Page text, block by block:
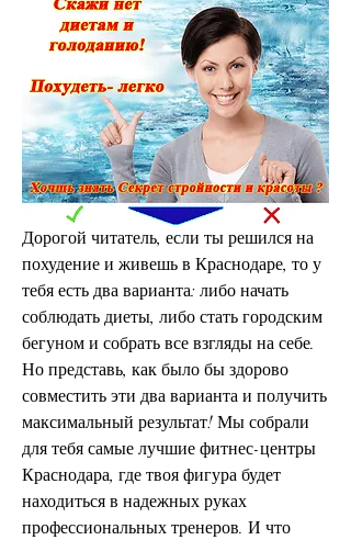
Дорогой читатель, если ты решился на
похудение и живешь в Краснодаре, то у
тебя есть два варианта: либо начать
соблюдать диеты, либо стать городским
бегуном и собрать все взгляды на себе.
Но представь, как было бы здорово
совместить эти два варианта и получить
максимальный результат! Мы собрали
для тебя самые лучшие фитнес-центры
Краснодара, где твоя фигура будет
находиться в надежных руках
профессиональных тренеров. И что